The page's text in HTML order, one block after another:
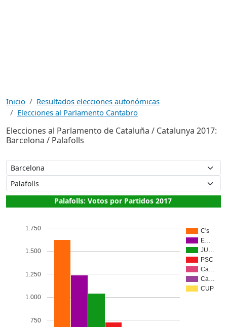
Inicio
Resultados elecciones autonómicas
Elecciones al Parlamento Cantabro
Elecciones al Parlamento de Cataluña / Catalunya 2017:
Barcelona / Palafolls
Palafolls: Votos por Partidos 2017
C's
E…
JU…
PSC
Ca…
Ca…
CUP
750
1.000
1.250
1.500
1.750